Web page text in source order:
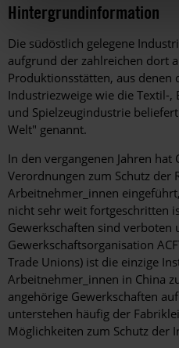
Hintergrundinformation
Hintergrund
Die südöstlich gelegene
aufgrund der zahlreichen dort
Produktionsstätten, aus denen
Industriezweige wie die Textil-,
und Spielzeugindustrie
Welt" genannt.
In den vergangenen Jahren
Verordnungen zum Schutz der
Arbeitnehmer_innen
nicht sehr weit fortgeschritten
Gewerkschaften sind verboten
Gewerkschaftsorganisation
Trade Unions) ist die einzige
Arbeitnehmer_innen in China
angehörige Gewerkschaften
unterstehen häufig der
Möglichkeiten zum Schutz der